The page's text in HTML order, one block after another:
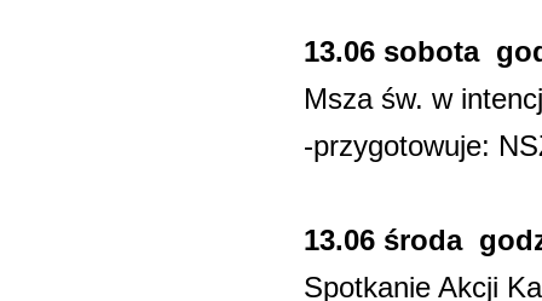
13.06 sobota
Msza św. w
-przygotowuje:
13.06 środa
Spotkanie Akcji